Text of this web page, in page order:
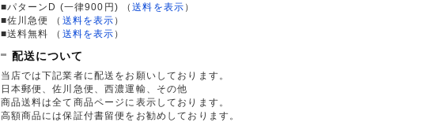
■パターンD (一律900円)
（送料を表示 ）
■佐川急便
（ 送料を表示 ）
■送料無料
（ 送料を表示 ）
配送について
当店では下記業者に配送をお願いしております。
日本郵便、佐川急便、西濃運輸、その他
商品送料は全て商品ページに表示しております。
高額商品には保証付書留便をお勧めしております。